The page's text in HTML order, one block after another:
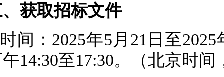
获取招标文件
时间：2025年5月21日至
14:30至17:30。（北京时